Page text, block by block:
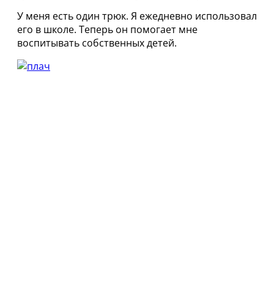
У меня есть один трюк. Я ежедневно использовал
его в школе. Теперь он помогает мне
воспитывать собственных детей.